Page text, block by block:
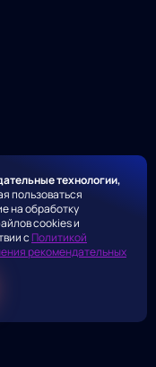
технологии,
пользоваться
на обработку
cookies и
с Политикой
рекомендательных